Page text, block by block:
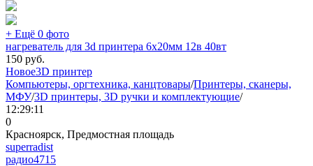
+ Ещё 0 фото
нагреватель для 3d принтера 6х20мм 12в 40вт
150 руб.
Новое3D принтер
Компьютеры, оргтехника, канцтовары/Принтеры, сканеры,
МФУ/3D принтеры, 3D ручки и комплектующие/
12:29:11
0
Красноярск, Предмостная площадь
superradist
радио4715